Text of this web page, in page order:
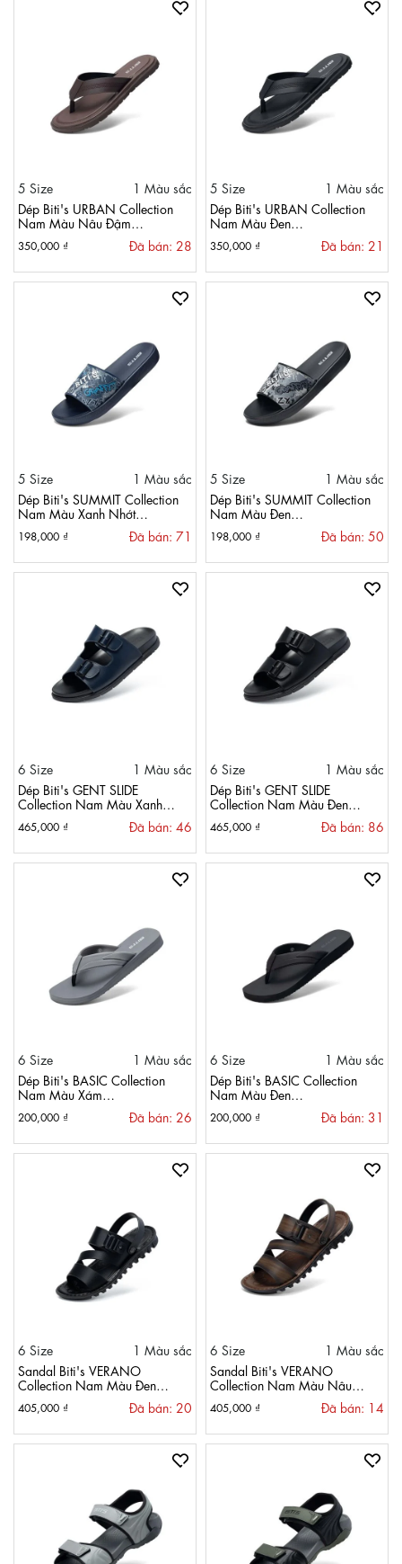
5 Size
1 Màu sắc
Dép Biti's URBAN Collection
Nam Màu Nâu Đậm
350,000 ₫ Đã bán: 28
5 Size
1 Màu sắc
Dép Biti's URBAN Collection
Nam Màu Đen
350,000 ₫ Đã bán: 21
5 Size
1 Màu sắc
Dép Biti's SUMMIT Collection
Nam Màu Xanh Nhớt
198,000 ₫ Đã bán: 71
5 Size
1 Màu sắc
Dép Biti's SUMMIT Collection
Nam Màu Đen
198,000 ₫ Đã bán: 50
6 Size
1 Màu sắc
Dép Biti's GENT SLIDE
Collection Nam Màu Xanh
Dương Đậm BDM002277XDD
465,000 ₫ Đã bán: 46
6 Size
1 Màu sắc
Dép Biti's GENT SLIDE
Collection Nam Màu Đen
465,000 ₫ Đã bán: 86
6 Size
1 Màu sắc
Dép Biti's BASIC Collection
Nam Màu Xám
200,000 ₫ Đã bán: 26
6 Size
1 Màu sắc
Dép Biti's BASIC Collection
Nam Màu Đen
200,000 ₫ Đã bán: 31
6 Size
1 Màu sắc
Sandal Biti's VERANO
Collection Nam Màu Đen
405,000 ₫ Đã bán: 20
6 Size
1 Màu sắc
Sandal Biti's VERANO
Collection Nam Màu Nâu
405,000 ₫ Đã bán: 14